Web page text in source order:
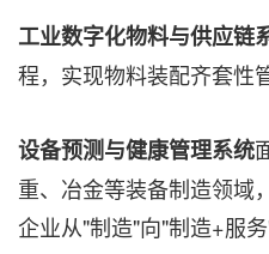
工业数字化物料与供应链
程，实现物料装配齐套性
设备预测与健康管理系统
重、冶金等装备制造领域
企业从"制造"向"制造+服务